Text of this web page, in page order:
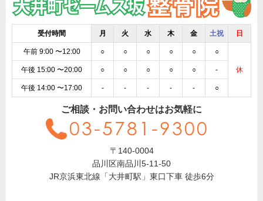
受付時間 月 火 水 木 金 土祝 日
午前 9:00 〜12:00 ○ ○ ○ ○ ○ ○
休
午後 15:00 〜20:00 ○ ○ ○ ○ ○ -
午後 14:00 〜17:00 - - - - - ○
ご相談・お問い合わせはお気軽に
03-5781-9300
〒140-0004
品川区南品川5-11-50
JR京浜東北線「大井町駅」東口下車 徒歩6分